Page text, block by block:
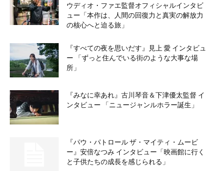
ウディオ・ファエ監督オフィシャルインタビ
ュー「本作は、人間の回復力と真実の解放力
の核心へと迫る旅」
『すべての夜を思いだす』見上 愛 インタビュ
ー 「ずっと住んでいる街のような大事な場
所」
『みなに幸あれ』古川琴音＆下津優太監督 イ
ンタビュー 「ニュージャンルホラー誕生」
『パウ・パトロール ザ・マイティ・ムービ
ー』安倍なつみ インタビュー「映画館に行く
と子供たちの成長を感じられる」